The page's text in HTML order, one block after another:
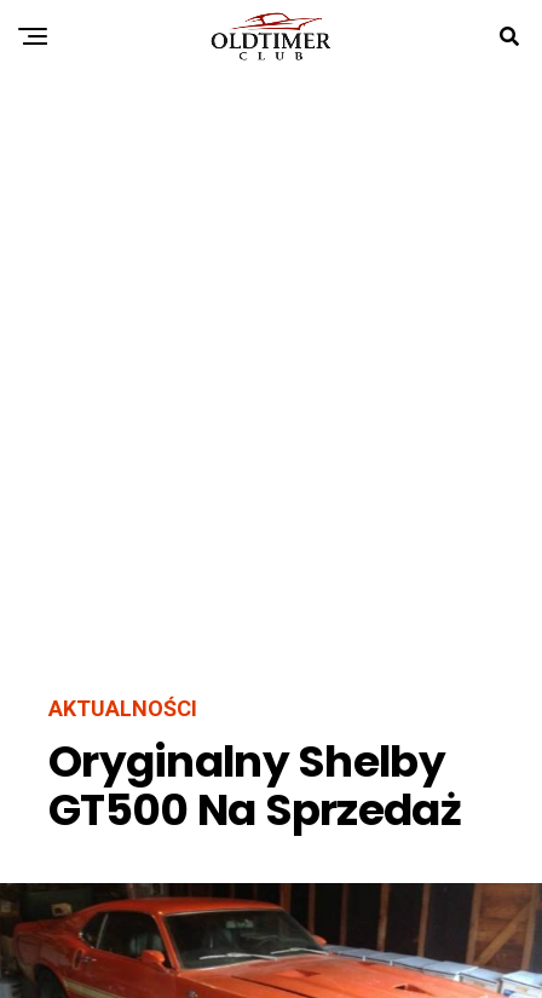
AKTUALNOŚCI
Oryginalny Shelby
GT500 Na Sprzedaż